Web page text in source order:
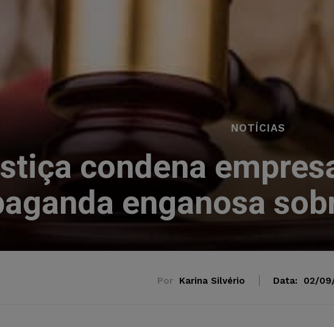
NOTÍCIAS
condena
enganosa
Por Karina Silvério Data: 02/